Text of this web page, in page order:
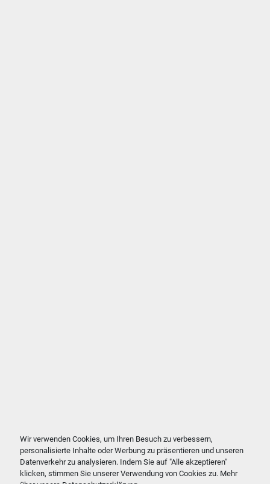
Wir verwenden Cookies, um Ihren Besuch zu verbessern,
personalisierte Inhalte oder Werbung zu präsentieren und unseren
Datenverkehr zu analysieren. Indem Sie auf "Alle akzeptieren"
klicken, stimmen Sie unserer Verwendung von Cookies zu. Mehr